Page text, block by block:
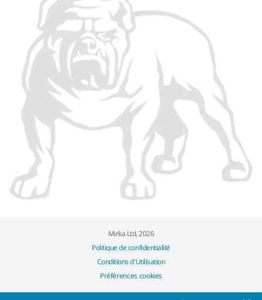
Mirka Ltd, 2026
Politique de confidentialité
Conditions d'Utilisation
Préférences cookies